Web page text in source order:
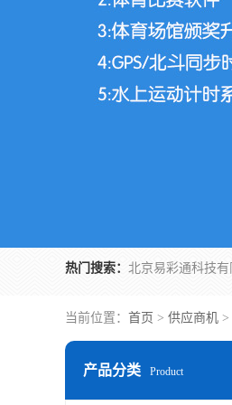
热门搜索：
当前位置： 首页 > 供应商机 >
产品分类 Product